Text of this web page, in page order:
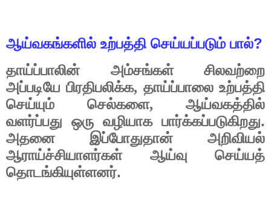
ஆய்வகங்களில் உற்பத்தி செய்யப்படும் பால்?
தாய்ப்பாலின் அம்சங்கள்
சிலவற்றை
அப்படியே பிரதிபலிக்க, தாய்ப்பாலை உற்பத்தி
செய்யும்
செல்களை,
ஆய்வகத்தில்
வளர்ப்பது
ஒரு வழியாக பார்க்கப்படுகிறது.
அதனை இப்போதுதான்
அறிவியல்
ஆராய்ச்சியாளர்கள்
ஆய்வு
செய்யத்
தொடங்கியுள்ளனர்.